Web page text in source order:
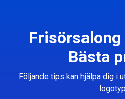
Bästa
Följande tips kan hjälpa dig i